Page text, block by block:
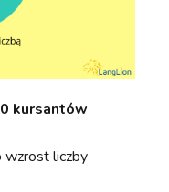
kursantów
wzrost liczby